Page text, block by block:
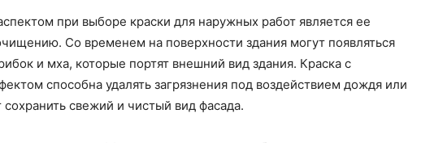
при выборе краски для наружных работ является ее
Со временем на поверхности здания могут появляться
и мха, которые портят внешний вид здания. Краска с
способна удалять загрязнения под воздействием дождя или
сохранить свежий и чистый вид фасада.